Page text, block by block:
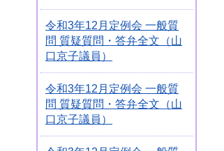
令和3年12月定例会 一般質
問 質疑質問・答弁全文（山
口京子議員）
令和3年12月定例会 一般質
問 質疑質問・答弁全文（山
口京子議員）